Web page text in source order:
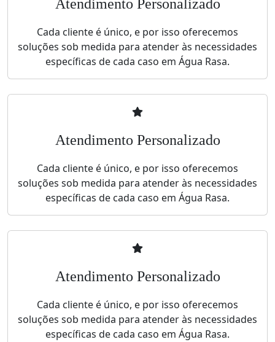
Atendimento Personalizado
Cada cliente é único, e por isso oferecemos
soluções sob medida para atender às necessidades
específicas de cada caso em Água Rasa.
Atendimento Personalizado
Cada cliente é único, e por isso oferecemos
soluções sob medida para atender às necessidades
específicas de cada caso em Água Rasa.
Atendimento Personalizado
Cada cliente é único, e por isso oferecemos
soluções sob medida para atender às necessidades
específicas de cada caso em Água Rasa.